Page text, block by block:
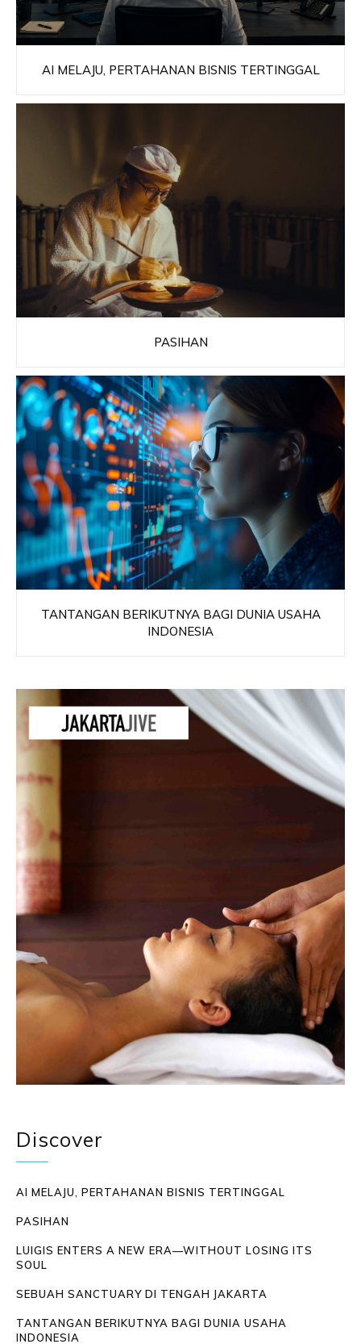
AI MELAJU, PERTAHANAN BISNIS TERTINGGAL
PASIHAN
TANTANGAN BERIKUTNYA BAGI DUNIA USAHA
INDONESIA
Discover
AI MELAJU, PERTAHANAN BISNIS TERTINGGAL
PASIHAN
LUIGIS ENTERS A NEW ERA—WITHOUT LOSING ITS
SOUL
SEBUAH SANCTUARY DI TENGAH JAKARTA
TANTANGAN BERIKUTNYA BAGI DUNIA USAHA
INDONESIA